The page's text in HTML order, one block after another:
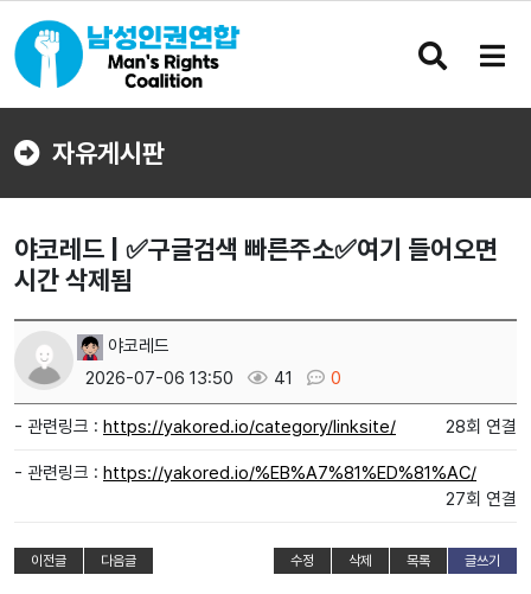
검
버
메
버
자유게시판
야코레드 | ✅구글검색 빠른주소✅여기 들어오면
시간 삭제됨
야코레드
2026-07-06 13:50
41 0
- 관련링크 : https://yakored.io/category/linksite/ 28회 연결
- 관련링크 : https://yakored.io/%EB%A7%81%ED%81%AC/
27회 연결
이전글 다음글 수정 삭제 목록 글쓰기